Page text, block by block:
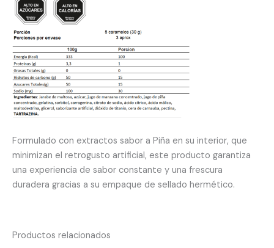
Formulado con extractos sabor a Piña en su interior, que
minimizan el retrogusto artificial, este producto garantiza
una experiencia de sabor constante y una frescura
duradera gracias a su empaque de sellado hermético.
Productos relacionados